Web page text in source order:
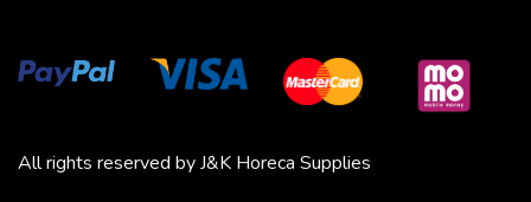
All rights reserved by J&K Horeca Supplies